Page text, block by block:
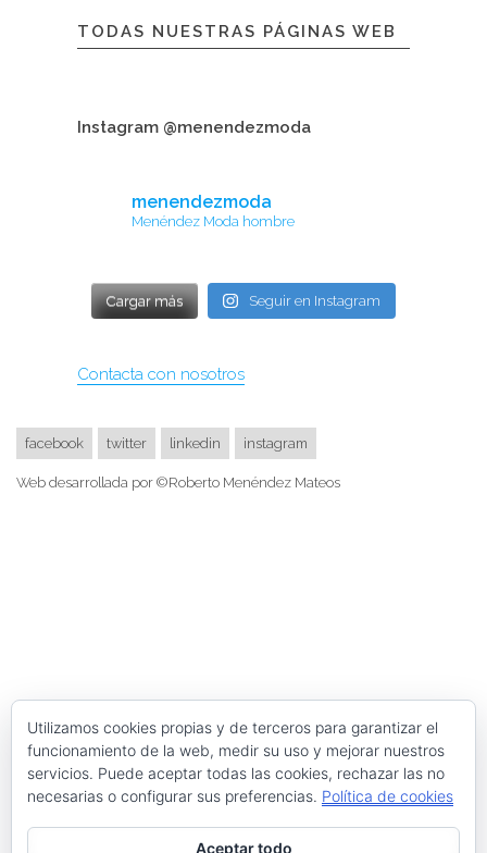
TODAS NUESTRAS PÁGINAS WEB
Instagram @menendezmoda
menendezmoda
Menéndez Moda hombre
Cargar más Seguir en Instagram
Contacta con nosotros
facebook twitter linkedin instagram
Web desarrollada por ©Roberto Menéndez Mateos
Utilizamos cookies propias y de terceros para garantizar el
funcionamiento de la web, medir su uso y mejorar nuestros
servicios. Puede aceptar todas las cookies, rechazar las no
necesarias o configurar sus preferencias. Política de cookies
Aceptar todo